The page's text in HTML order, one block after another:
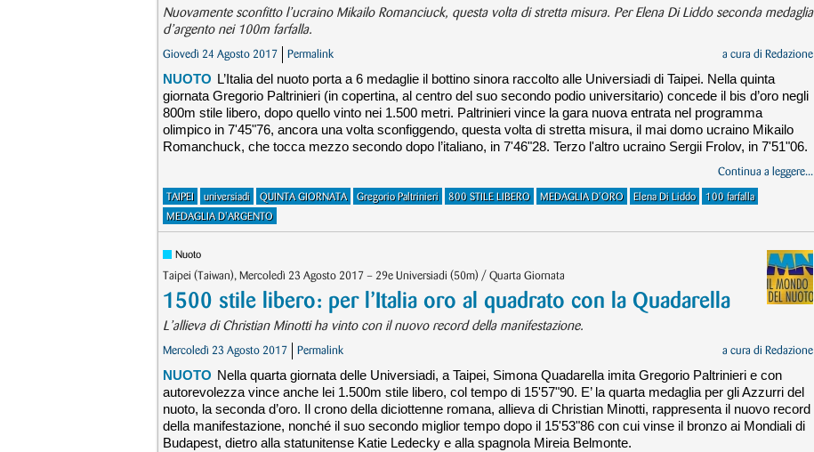
Nuovamente sconfitto l’ucraino Mikailo Romanciuck, questa volta di stretta misura. Per Elena Di Liddo seconda medaglia
d’argento nei 100m farfalla.
Giovedì 24 Agosto 2017 Permalink a cura di Redazione
NUOTO L’Italia del nuoto porta a 6 medaglie il bottino sinora raccolto alle Universiadi di Taipei. Nella quinta
giornata Gregorio Paltrinieri (in copertina, al centro del suo secondo podio universitario) concede il bis d’oro negli
800m stile libero, dopo quello vinto nei 1.500 metri. Paltrinieri vince la gara nuova entrata nel programma
olimpico in 7'45"76, ancora una volta sconfiggendo, questa volta di stretta misura, il mai domo ucraino Mikailo
Romanchuck, che tocca mezzo secondo dopo l’italiano, in 7'46"28. Terzo l'altro ucraino Sergii Frolov, in 7'51"06.
Continua a leggere...
TAIPEI universiadi QUINTA GIORNATA Gregorio Paltrinieri 800 STILE LIBERO MEDAGLIA D'ORO Elena Di Liddo
100 farfalla
MEDAGLIA D'ARGENTO
Nuoto
Taipei (Taiwan), Mercoledì 23 Agosto 2017 – 29e Universiadi (50m) / Quarta Giornata
1500 stile libero: per l’Italia oro al quadrato con la Quadarella
L’allieva di Christian Minotti ha vinto con il nuovo record della manifestazione.
Mercoledì 23 Agosto 2017 Permalink a cura di Redazione
NUOTO Nella quarta giornata delle Universiadi, a Taipei, Simona Quadarella imita Gregorio Paltrinieri e con
autorevolezza vince anche lei 1.500m stile libero, col tempo di 15'57"90. E’ la quarta medaglia per gli Azzurri del
nuoto, la seconda d’oro. Il crono della diciottenne romana, allieva di Christian Minotti, rappresenta il nuovo record
della manifestazione, nonché il suo secondo miglior tempo dopo il 15'53"86 con cui vinse il bronzo ai Mondiali di
Budapest, dietro alla statunitense Katie Ledecky e alla spagnola Mireia Belmonte.